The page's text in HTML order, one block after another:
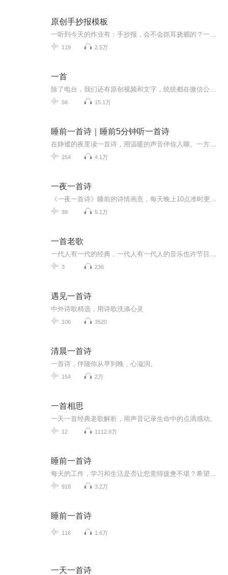
原创手抄报模板
119 2.5万
一首
56 15.1万
睡前一首诗｜睡前5分钟听一首诗
254 4.1万
一夜一首诗
39 5.1万
一首老歌
3 236
遇见一首诗
中外诗歌精选，用诗歌洗涤心灵
106 3520
清晨一首诗
一首诗，伴随你从早到晚，心滋润。
154 2万
一首相思
一天一首经典老歌解析，用声音记录生命中的点滴感动。
12 1112.9万
睡前一首诗
918 3.2万
睡前一首诗
116 1.6万
一天一首诗